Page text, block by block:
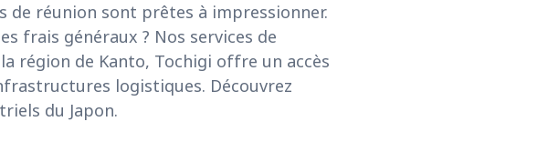
de réunion sont prêtes à impressionner.
frais généraux ? Nos services de
région de Kanto, Tochigi offre un accès
logistiques. Découvrez
du Japon.